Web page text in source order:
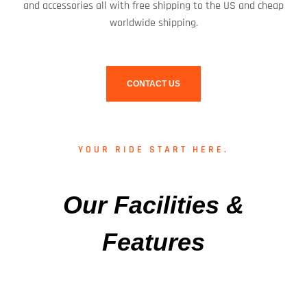
and accessories all with free shipping to the US and cheap
worldwide shipping.
CONTACT US
YOUR RIDE START HERE.
Our Facilities &
Features